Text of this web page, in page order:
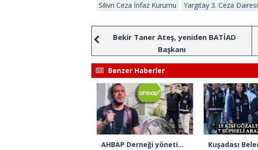
Silivri Ceza İnfaz Kurumu
Yargıtay 3. Ceza Dairesi
Bekir Taner Ateş, yeniden BATİAD
Başkanı
Benzer Haberler
AHBAP Derneği yönetimine kayyım atandı